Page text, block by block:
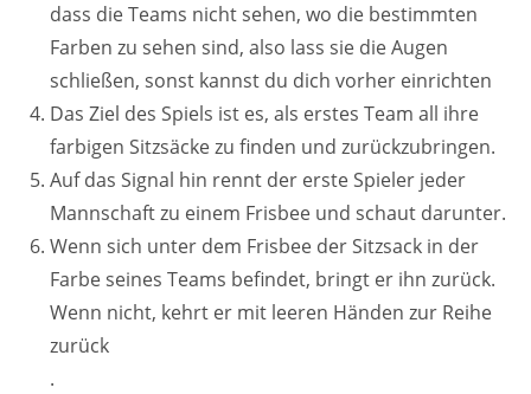
dass die Teams nicht sehen, wo die bestimmten
Farben zu sehen sind, also lass sie die Augen
schließen, sonst kannst du dich vorher einrichten
Das Ziel des Spiels ist es, als erstes Team all ihre
farbigen Sitzsäcke zu finden und zurückzubringen.
Auf das Signal hin rennt der erste Spieler jeder
Mannschaft zu einem Frisbee und schaut darunter.
Wenn sich unter dem Frisbee der Sitzsack in der
Farbe seines Teams befindet, bringt er ihn zurück.
Wenn nicht, kehrt er mit leeren Händen zur Reihe
zurück
.